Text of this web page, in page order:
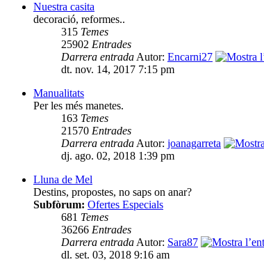
Nuestra casita
decoració, reformes..
315 Temes
25902 Entrades
Darrera entrada Autor: Encarni27
dt. nov. 14, 2017 7:15 pm
Manualitats
Per les més manetes.
163 Temes
21570 Entrades
Darrera entrada Autor: joanagarreta
dj. ago. 02, 2018 1:39 pm
Lluna de Mel
Destins, propostes, no saps on anar?
Subfòrum: Ofertes Especials
681 Temes
36266 Entrades
Darrera entrada Autor: Sara87
dl. set. 03, 2018 9:16 am